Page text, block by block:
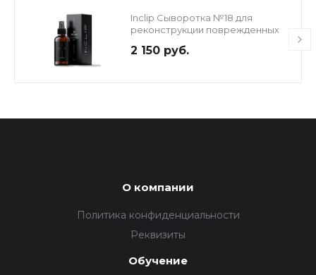
Inclip Сыворотка №18 для
реконструкции поврежденных
2 150 руб.
О компании
Политика конфиденциальности
Реквизиты
Обучение